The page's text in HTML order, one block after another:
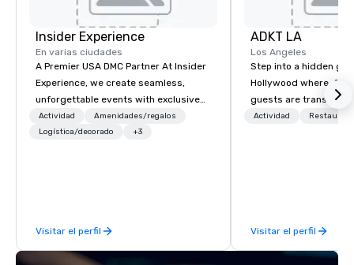
Insider Experience
En varias ciudades
A Premier USA DMC Partner At Insider
Experience, we create seamless,
unforgettable events with exclusive
access to premium venues, world-
class entertainment, and VIP sporting
times, all-inclusive budget
turnarounds, strong industry
Actividad
Amenidades/regalos
Logística/decorado
+3
Visitar el perfil
ADKT LA
Los Angeles
Step into a hidden
Hollywood where, for
guests are
dinner and a show
Actividad
Visitar el perfil